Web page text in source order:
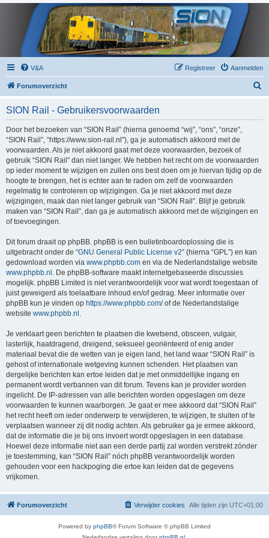
V&A Aanmelden
Registreer
Forumoverzicht
SION Rail - Gebruikersvoorwaarden
Door het bezoeken van “SION Rail” (hierna genoemd “wij”, “ons”, “onze”,
“SION Rail”, “https://www.sion-rail.nl”), ga je automatisch akkoord met de
voorwaarden. Als je niet akkoord gaat met deze voorwaarden, bezoek of
gebruik “SION Rail” dan niet langer. We hebben het recht om de voorwaarden
op ieder moment te wijzigen en zullen ons best doen om je hiervan tijdig op de
hoogte te brengen, het is echter aan te raden om zelf de voorwaarden
regelmatig te controleren op wijzigingen. Ga je niet akkoord met deze
wijzigingen, maak dan niet langer gebruik van “SION Rail”. Blijf je gebruik
maken van “SION Rail”, dan ga je automatisch akkoord met de wijzigingen en
of toevoegingen.
Dit forum draait op phpBB. phpBB is een bulletinboardoplossing die is
uitgebracht onder de “GNU General Public License v2” (hierna “GPL”) en kan
gedownload worden via www.phpbb.com en via de Nederlandstalige website
www.phpbb.nl . De phpBB-software maakt internetgebaseerde discussies
mogelijk. phpBB Limited is niet verantwoordelijk voor wat wordt toegestaan of
juist geweigerd als toelaatbare inhoud en/of gedrag. Meer informatie over
phpBB kun je vinden op https://www.phpbb.com/of de Nederlandstalige
website www.phpbb.nl
Je verklaart geen berichten te plaatsen die kwetsend, obsceen, vulgair,
lasterlijk, haatdragend, dreigend, seksueel georiënteerd of enig ander
materiaal bevat die de wetten van je eigen land, het land waar “SION Rail” is
gehost of internationale wetgeving kunnen schenden. Het plaatsen van
dergelijke berichten kan ertoe leiden dat je met onmiddellijke ingang en
permanent wordt verbannen van dit forum. Tevens kan je provider worden
ingelicht. De IP-adressen van alle berichten worden opgeslagen om deze
voorwaarden te kunnen waarborgen. Je gaat er mee akkoord dat “SION Rail”
het recht heeft om ieder onderwerp te verwijderen, te wijzigen, te sluiten of te
verplaatsen wanneer zij dit nodig achten. Als gebruiker ga je ermee akkoord,
dat de informatie die je bij ons invoert wordt opgeslagen in een database.
Hoewel deze informatie niet aan een derde partij zal worden verstrekt zónder
je toestemming, kan “SION Rail” nóch phpBB verantwoordelijk worden
gehouden voor een hackpoging die ertoe kan leiden dat de gegevens
vrijkomen.
Forumoverzicht Alle tijden zijn UTC+01:00
Verwijder cookies
Powered by phpBB® Forum Software © phpBB Limited